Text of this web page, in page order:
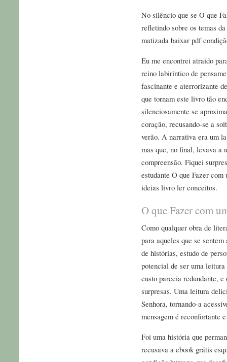
No silêncio que se O que
refletindo sobre os temas
matizada baixar pdf
Eu me encontrei atraído
reino labiríntico de
fascinante e aterrorizante
que tornam este livro tão
silenciosamente se
coração, recusando-se a
verão. A narrativa era um
mas que, no final, levava a
compreensão. Fiquei
estudante O que Fazer com
ideias livro ler conceitos.
O que Fazer com
Como qualquer obra de
para aqueles que se
de histórias, estudo de
potencial de ser uma
custo parecia redundante,
surpresas. Uma leitura
Senhora, tornando-a
mensagem é reconfortante
Foi uma história que
recusava a ebook grátis